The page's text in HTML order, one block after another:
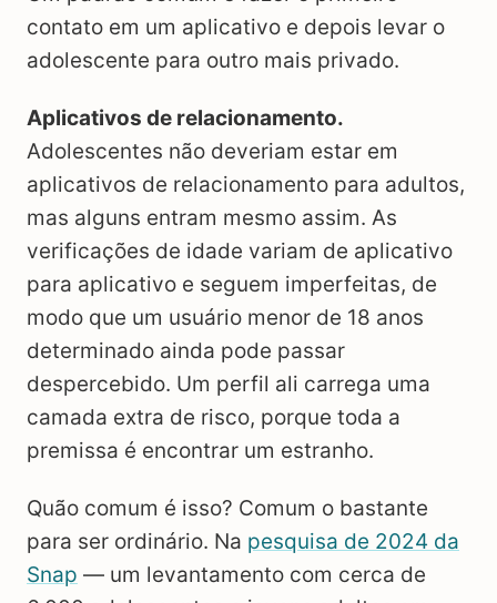
contato em um aplicativo e depois levar o
adolescente para outro mais privado.
Aplicativos de relacionamento.
Adolescentes não deveriam estar em
aplicativos de relacionamento para adultos,
mas alguns entram mesmo assim. As
verificações de idade variam de aplicativo
para aplicativo e seguem imperfeitas, de
modo que um usuário menor de 18 anos
determinado ainda pode passar
despercebido. Um perfil ali carrega uma
camada extra de risco, porque toda a
premissa é encontrar um estranho.
Quão comum é isso? Comum o bastante
para ser ordinário. Na pesquisa de 2024 da
Snap — um levantamento com cerca de